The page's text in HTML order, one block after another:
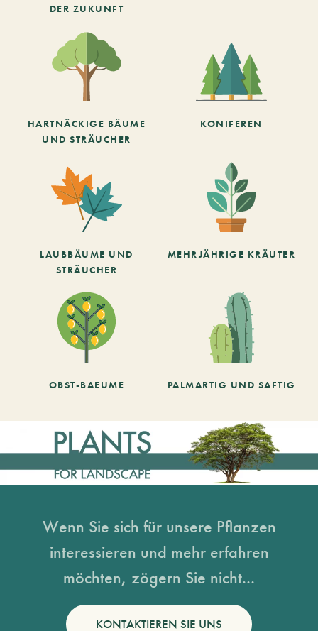
DER ZUKUNFT
HARTNÄCKIGE BÄUME
UND STRÄUCHER
KONIFEREN
LAUBBÄUME UND
STRÄUCHER
MEHRJÄHRIGE KRÄUTER
OBST-BAEUME PALMARTIG UND SAFTIG
Wenn Sie sich für unsere Pflanzen
interessieren und mehr erfahren
möchten, zögern Sie nicht...
KONTAKTIEREN SIE UNS